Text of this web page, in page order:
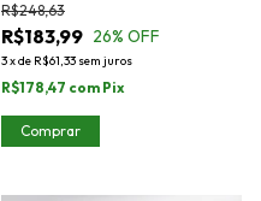
R$183,99
R$248,63
26% OFF
3xde R$61,33 sem juros
R$178,47 com Pix
Comprar